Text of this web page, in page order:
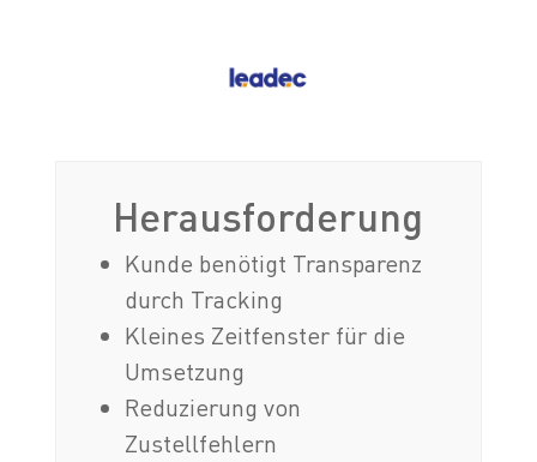
Herausforderung
Kunde benötigt Transparenz
durch Tracking
Kleines Zeitfenster für die
Umsetzung
Reduzierung von
Zustellfehlern